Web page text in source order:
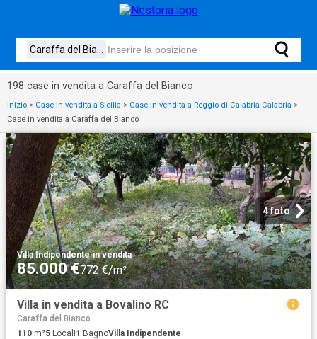
198 case in vendita a Caraffa del Bianco
Inizio > Case in vendita a Sicilia > Case in vendita a Reggio di Calabria Calabria >
Case in vendita a Caraffa del Bianco
4 foto
Villa Indipendente·in vendita
85.000 €772 €/m²
Villa in vendita a Bovalino RC
Caraffa del Bianco
110 m²5 Locali1 BagnoVilla Indipendente